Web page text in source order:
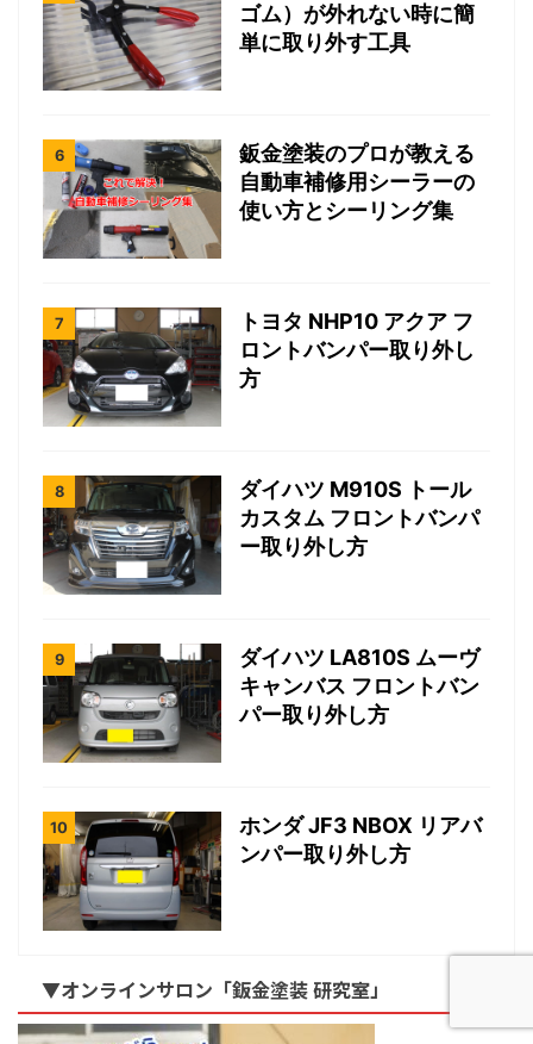
ゴム）が外れない時に簡
単に取り外す工具
鈑金塗装のプロが教える
自動車補修用シーラーの
使い方とシーリング集
トヨタ NHP10 アクア フ
ロントバンパー取り外し
方
ダイハツ M910S トール
カスタム フロントバンパ
ー取り外し方
ダイハツ LA810S ムーヴ
キャンバス フロントバン
パー取り外し方
ホンダ JF3 NBOX リアバ
ンパー取り外し方
▼オンラインサロン「鈑金塗装 研究室」